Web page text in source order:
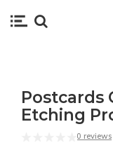
Postcards
Etching
0 reviews